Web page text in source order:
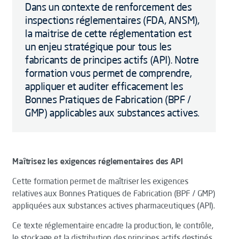
Dans un contexte de renforcement des
inspections réglementaires (FDA, ANSM),
la maitrise de cette réglementation est
un enjeu stratégique pour tous les
fabricants de principes actifs (API). Notre
formation vous permet de comprendre,
appliquer et auditer efficacement les
Bonnes Pratiques de Fabrication (BPF /
GMP) applicables aux substances actives.
Maîtrisez les exigences réglementaires des API
Cette formation permet de maîtriser les exigences
relatives aux Bonnes Pratiques de Fabrication (BPF / GMP)
appliquées aux substances actives pharmaceutiques (API).
Ce texte réglementaire encadre la production, le contrôle,